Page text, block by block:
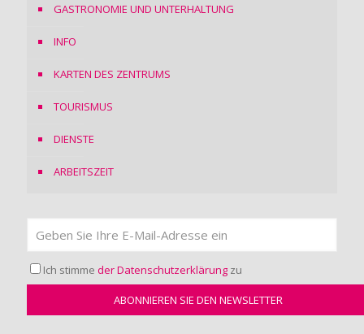
GASTRONOMIE UND UNTERHALTUNG
INFO
KARTEN DES ZENTRUMS
TOURISMUS
DIENSTE
ARBEITSZEIT
Ich stimme der Datenschutzerklärung zu